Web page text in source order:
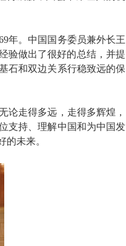
年。中国国务委员兼外长王
验做出了很好的总结，并提
石和双边关系行稳致远的保
走得多远，走得多辉煌，
支持、理解中国和为中国发
未来。